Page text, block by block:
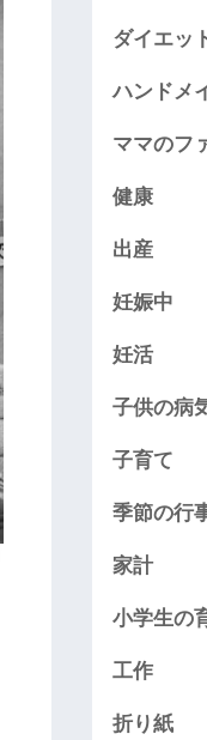
ダイエッ
ハンドメ
ママのフ
健康
出産
妊娠中
妊活
子供の病
子育て
季節の行
家計
小学生の
工作
折り紙